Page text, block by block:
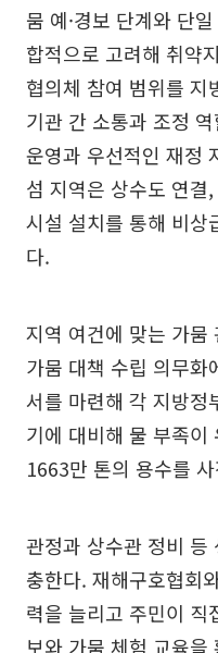
뭄 예·경보 단계와 단
합적으로 고려해 취약
협의체 참여 범위를 지
기관 간 소통과 조정
운영과 우선적인 재정
섬 지역은 상수도 연
시설 설치를 통해 비상
다.
지역 여건에 맞는 가뭄
가뭄 대책 수립 의무화
서를 마련해 각 지방정
기에 대비해 물 부족
1663만 톤의 용수를
관정과 상수관 정비 등
충한다. 재해구호협회
력을 늘리고 주민이 직
보와 가뭄 체험 교육을